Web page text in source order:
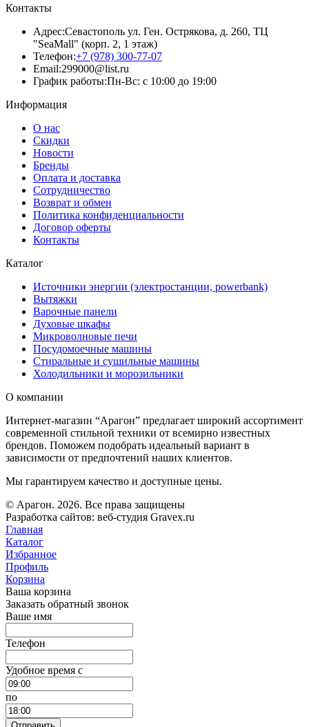
Контакты
Адрес:Севастополь ул. Ген. Острякова, д. 260, ТЦ
"SeaMall" (корп. 2, 1 этаж)
Телефон:+7 (978) 300-77-07
Email:299000@list.ru
График работы:Пн-Вс: с 10:00 до 19:00
Информация
О нас
Скидки
Новости
Бренды
Оплата и доставка
Сотрудничество
Возврат и обмен
Политика конфиденциальности
Договор оферты
Контакты
Каталог
Источники энергии (электростанции, powerbank)
Вытяжки
Варочные панели
Духовые шкафы
Микроволновые печи
Посудомоечные машины
Стиральные и сушильные машины
Холодильники и морозильники
О компании
Интернет-магазин “Арагон” предлагает широкий ассортимент
современной стильной техники от всемирно известных
брендов. Поможем подобрать идеальный вариант в
зависимости от предпочтений наших клиентов.
Мы гарантируем качество и доступные цены.
© Арагон. 2026. Все права защищены
Разработка сайтов: веб-студия Gravex.ru
Главная
Каталог
Избранное
Профиль
Корзина
Ваша корзина
Заказать обратный звонок
Ваше имя
Телефон
Удобное время c
по